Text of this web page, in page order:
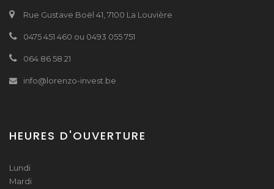
Rue Gustave Boël 41, 7100 La Louvière
0475 451 460 ou 0493 055 751
064 86 58 21
info@lorenzo-invest.be
HEURES D'OUVERTURE
Lundi
Mardi